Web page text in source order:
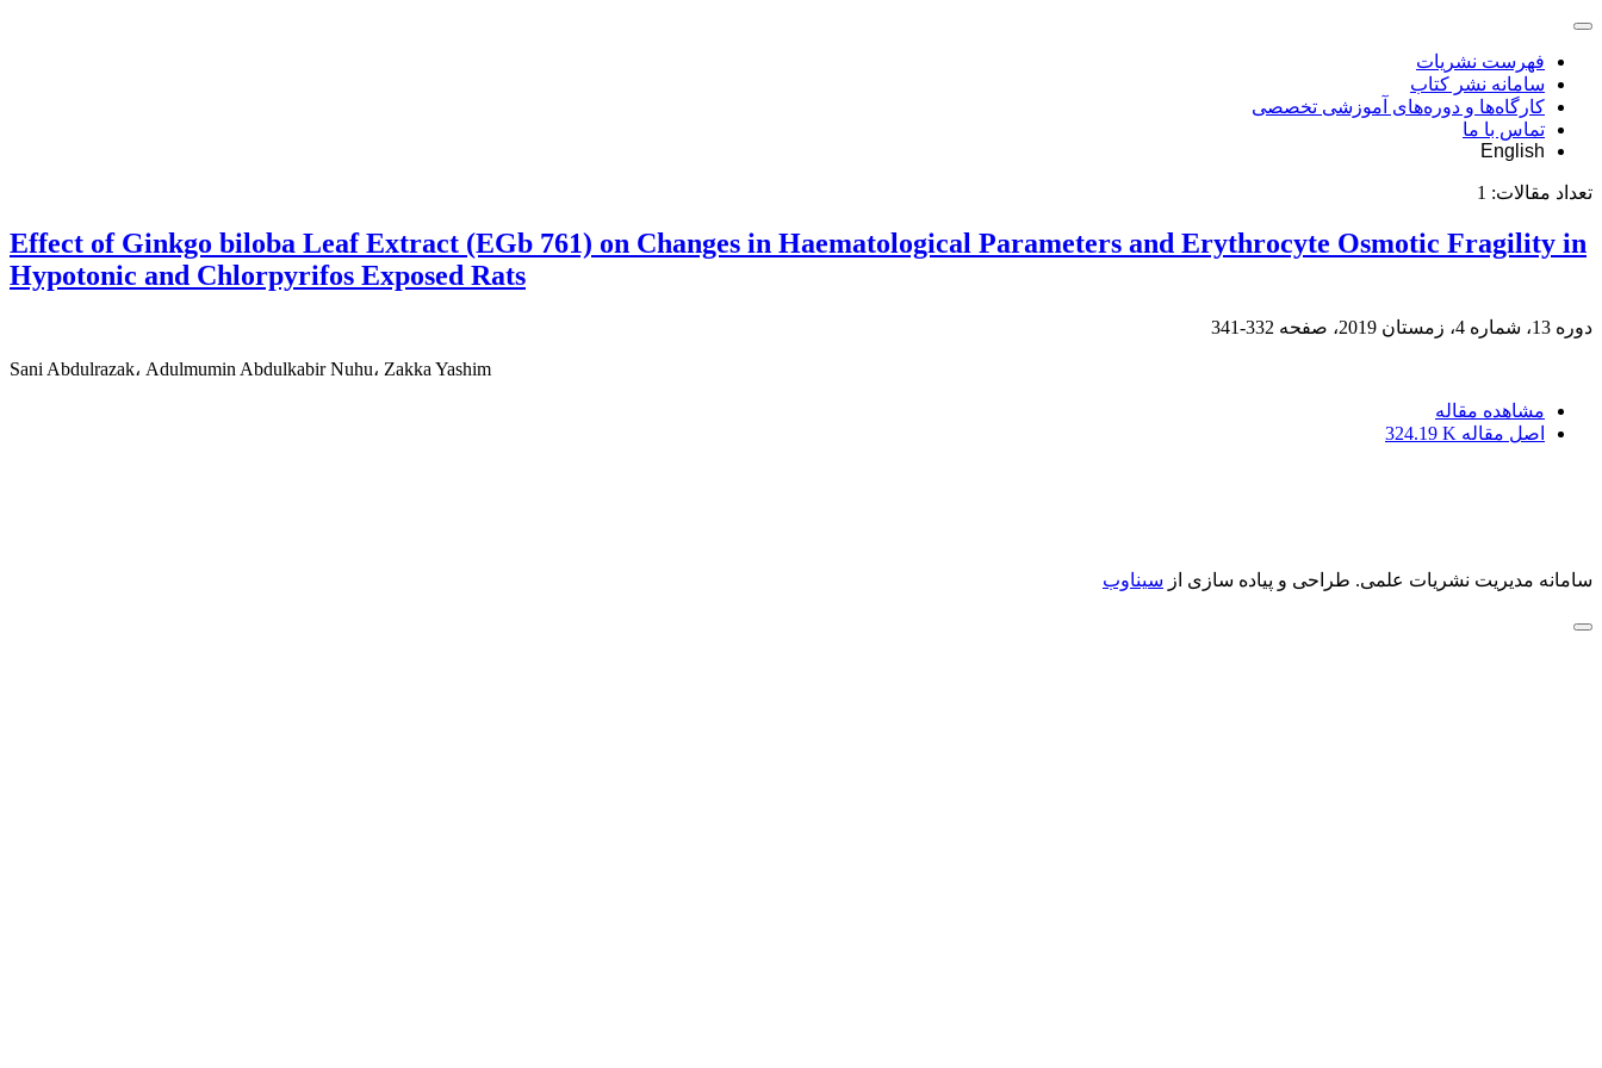
فهرست نشریات
سامانه نشر کتاب
کارگاه‌ها و دوره‌های آموزشی تخصصی
تماس با ما
English
تعداد مقالات: 1
Effect of Ginkgo biloba Leaf Extract (EGb 761) on Changes in Haematological Parameters and Erythrocyte Osmotic Fragility in
Hypotonic and Chlorpyrifos Exposed Rats
دوره 13، شماره 4، زمستان 2019، صفحه 332-341
Sani Abdulrazak، Adulmumin Abdulkabir Nuhu، Zakka Yashim
مشاهده مقاله
اصل مقاله 324.19 K
سامانه مدیریت نشریات علمی. طراحی و پیاده سازی از سیناوب